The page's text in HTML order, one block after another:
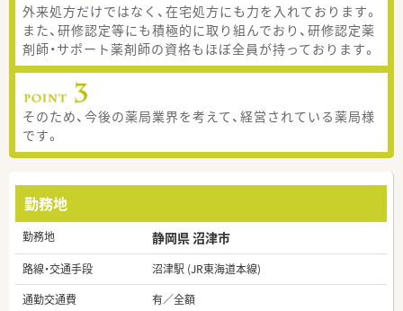
外来処方だけではなく、在宅処方にも力を入れております。
また、研修認定等にも積極的に取り組んでおり、研修認定薬
剤師・サポート薬剤師の資格もほぼ全員が持っております。
そのため、今後の薬局業界を考えて、経営されている薬局様
です。
勤務地
勤務地 静岡県 沼津市
路線・交通手段
沼津駅 (JR東海道本線)
通勤交通費
有／全額